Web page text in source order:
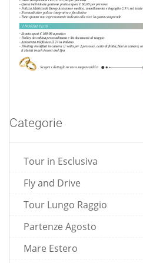
Categorie
Tour in Esclusiva
Fly and Drive
Tour Lungo Raggio
Partenze Agosto
Mare Estero